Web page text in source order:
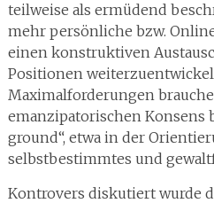
teilweise als ermüdend
mehr persönliche bzw.
einen konstruktiven
Positionen
Maximalforderungen
emanzipatorischen Konsens
ground“, etwa in der
selbstbestimmtes und
Kontrovers diskutiert wurde